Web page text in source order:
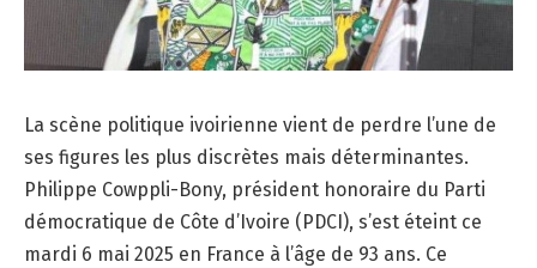
La scène politique ivoirienne vient de perdre l’une de
ses figures les plus discrètes mais déterminantes.
Philippe Cowppli-Bony, président honoraire du Parti
démocratique de Côte d’Ivoire (PDCI), s’est éteint ce
mardi 6 mai 2025 en France à l’âge de 93 ans. Ce